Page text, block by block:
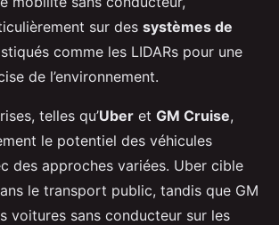
sur des systèmes de
comme les LIDARs pour une
de l’environnement.
telles qu’Uber et GM Cruise,
le potentiel des véhicules
des approches variées. Uber cible
le transport public, tandis que GM
voitures sans conducteur sur les